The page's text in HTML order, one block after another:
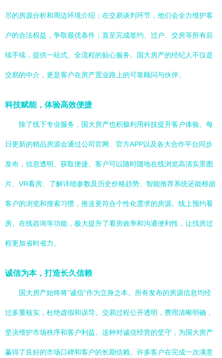
尽的房源分析和周边环境介绍；在交易谈判环节，他们会全力维护客
户的合法权益，争取最优条件；直至完成签约、过户、交房等所有后
续手续，提供一站式、全流程的贴心服务。国大房产的经纪人不仅是
交易的中介，更是客户在房产置业路上的可靠顾问与伙伴。
科技赋能，体验高效便捷
除了线下专业服务，国大房产也积极利用科技提升客户体验。每
日更新的精品房源会通过公司官网、官方APP以及各大合作平台同步
发布，信息透明、获取便捷。客户可以随时随地在线浏览高清实景图
片、VR看房、了解详细参数及历史价格趋势。智能推荐系统还能根据
客户的浏览和搜索习惯，推送更符合个性化需求的房源。线上预约看
房、在线咨询等功能，极大提升了看房效率和沟通便利性，让找房过
程更加省时省力。
诚信为本，打造长久信赖
国大房产始终将“诚信”作为立身之本。所有发布的房源信息均经
过多重核实，杜绝虚假和误导。交易过程公开透明，费用清晰明确，
坚决维护市场秩序和客户利益。这种对诚信经营的坚守，为国大房产
赢得了良好的市场口碑和客户的长期信赖。许多客户在完成一次满意